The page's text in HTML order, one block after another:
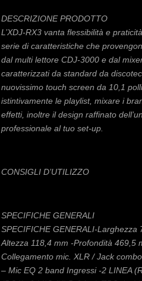
DESCRIZIONE PRODOTTO
L’XDJ-RX3 vanta flessibilità e
serie di caratteristiche che
dal multi lettore CDJ-3000 e dal
caratterizzati da standard da
nuovissimo touch screen da 10,1
istintivamente le playlist, mixare i
effetti, inoltre il design raffinato
professionale al tuo set-up.
CONSIGLI D’UTILIZZO
SPECIFICHE GENERALI
SPECIFICHE GENERALI-Larghezza
Altezza 118,4 mm -Profondità 469,5
Collegamento mic. XLR / Jack
– Mic EQ 2 band Ingressi -2 LINEA